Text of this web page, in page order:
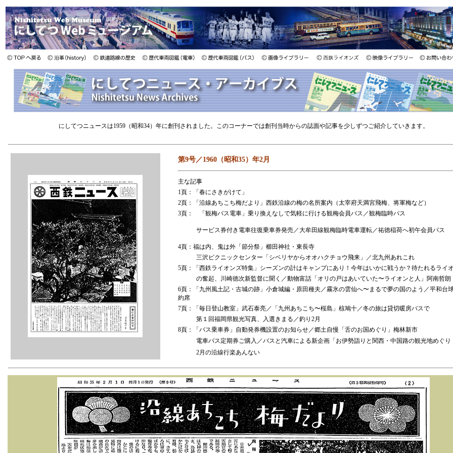
にしてつニュースは1959（昭和34）年に創刊されました。このコーナーでは創刊当時からの誌面や記事を少しずつご紹介していきます。
第9号／1960（昭和35）年2月
主な記事
1頁：「春にさきがけて」
2頁：「沿線あちこち梅だより」西鉄沿線の梅の名所案内（太宰府天満宮飛梅、将軍梅など）
3頁： 「観梅バス電車」乗り換えなしで気軽に行ける観梅会員バス／観梅臨時バス
サービス券付き電車往復乗車券発売／大牟田線観梅臨時電車運転／祐徳稲荷へ初午会員バス
4頁：福は内、鬼は外「節分祭」櫛田神社・東長寺
三沢ピクニックセンター「シベリヤからオオハクチョウ飛来」／北九州あれこれ
5頁：「西鉄ライオンズ特集」シーズンの計はキャンプにあり！今年はいかに戦うか？待たれるライ
の奮起、川崎徳次新監督に聞く／動物富話「オリの戸はあいていた〜ライオンと人」阿南哲朗
6頁：「九州風土記・古城の跡」小倉城編・原田種夫／霧氷の雲仙へ〜まるで夢の国のよう／平和台
約席
7頁：「毎日登山教室」武石泰亮／「九州あちこち〜桜島」椋鳩十／冬の旅は貸切暖房バスで
第１回福岡県観光写真、入選きまる／釣り2月
8頁：「バス乗車券」自動発券機設置のお知らせ／郷土自慢「舌のお国めぐり」梅林新市
電車バス定期券ご購入／バスと汽車による新企画「お伊勢詣りと関西・中国路の観光地めぐり
2月の沿線行楽あんない